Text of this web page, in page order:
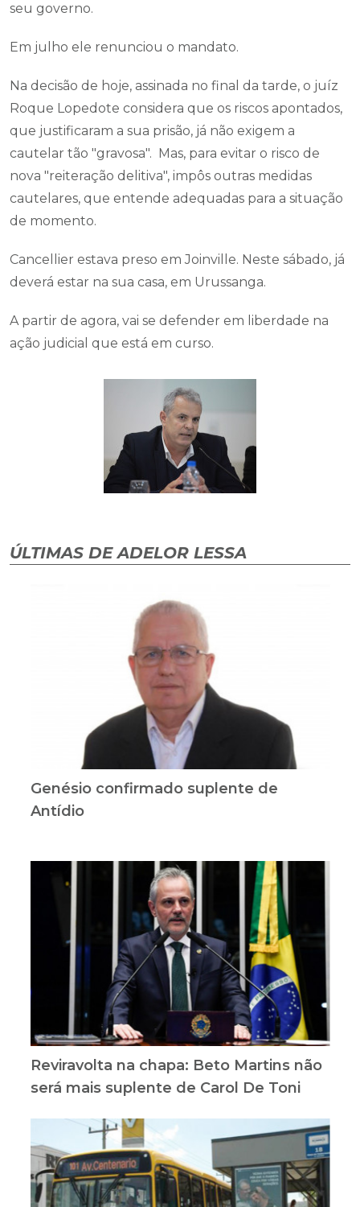
seu governo.
Em julho ele renunciou o mandato.
Na decisão de hoje, assinada no final da tarde, o juíz
Roque Lopedote considera que os riscos apontados,
que justificaram a sua prisão, já não exigem a
cautelar tão "gravosa". Mas, para evitar o risco de
nova "reiteração delitiva", impôs outras medidas
cautelares, que entende adequadas para a situação
de momento.
Cancellier estava preso em Joinville. Neste sábado, já
deverá estar na sua casa, em Urussanga.
A partir de agora, vai se defender em liberdade na
ação judicial que está em curso.
ÚLTIMAS DE ADELOR LESSA
Genésio confirmado suplente de
Antídio
Reviravolta na chapa: Beto Martins não
será mais suplente de Carol De Toni